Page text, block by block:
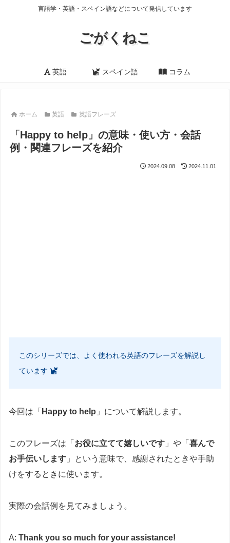
言語学・英語・スペイン語などについて発信しています
ごがくねこ
英語 スペイン語 コラム
ホーム 英語 英語フレーズ
「Happy to help」の意味・使い方・会話
例・関連フレーズを紹介
2024.09.08 2024.11.01
このシリーズでは、よく使われる英語のフレーズを解説し
ています
今回は「 Happy to help 」について解説します。
このフレーズは「 お役に立てて嬉しいです 」や「 喜んで
お手伝いします 」という意味で、感謝されたときや手助
けをするときに使います。
実際の会話例を見てみましょう。
A: Thank you so much for your assistance!